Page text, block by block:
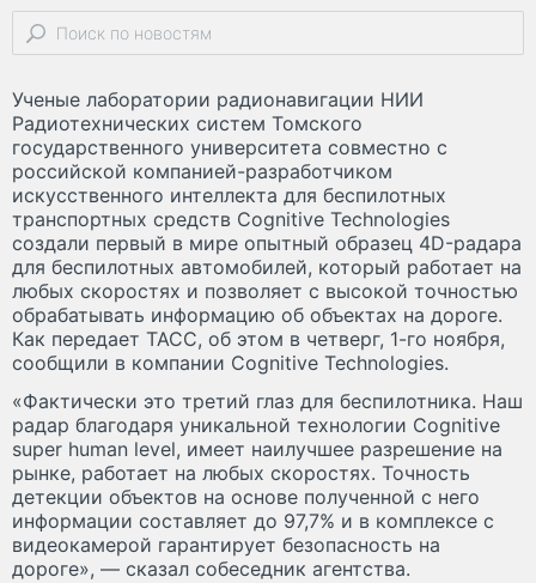
Ученые лаборатории радионавигации НИИ
Радиотехнических систем Томского
государственного университета совместно с
российской компанией-разработчиком
искусственного интеллекта для беспилотных
транспортных средств Cognitive Technologies
создали первый в мире опытный образец 4D-радара
для беспилотных автомобилей, который работает на
любых скоростях и позволяет с высокой точностью
обрабатывать информацию об объектах на дороге.
Как передает ТАСС, об этом в четверг, 1-го ноября,
сообщили в компании Cognitive Technologies.
«Фактически это третий глаз для беспилотника. Наш
радар благодаря уникальной технологии Cognitive
super human level, имеет наилучшее разрешение на
рынке, работает на любых скоростях. Точность
детекции объектов на основе полученной с него
информации составляет до 97,7% и в комплексе с
видеокамерой гарантирует безопасность на
дороге», — сказал собеседник агентства.